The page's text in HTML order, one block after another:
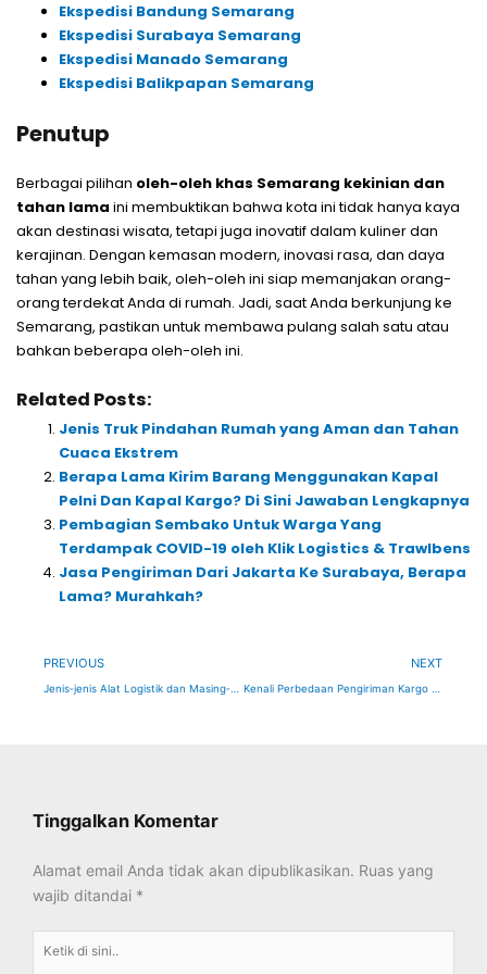
Ekspedisi Bandung Semarang
Ekspedisi Surabaya Semarang
Ekspedisi Manado Semarang
Ekspedisi Balikpapan Semarang
Penutup
Berbagai pilihan oleh-oleh khas Semarang kekinian dan
tahan lama ini membuktikan bahwa kota ini tidak hanya kaya
akan destinasi wisata, tetapi juga inovatif dalam kuliner dan
kerajinan. Dengan kemasan modern, inovasi rasa, dan daya
tahan yang lebih baik, oleh-oleh ini siap memanjakan orang-
orang terdekat Anda di rumah. Jadi, saat Anda berkunjung ke
Semarang, pastikan untuk membawa pulang salah satu atau
bahkan beberapa oleh-oleh ini.
Related Posts:
Jenis Truk Pindahan Rumah yang Aman dan Tahan
Cuaca Ekstrem
Berapa Lama Kirim Barang Menggunakan Kapal
Pelni Dan Kapal Kargo? Di Sini Jawaban Lengkapnya
Pembagian Sembako Untuk Warga Yang
Terdampak COVID-19 oleh Klik Logistics & Trawlbens
Jasa Pengiriman Dari Jakarta Ke Surabaya, Berapa
Lama? Murahkah?
Prev
PREVIOUS NEXT
Tinggalkan Komentar
Alamat email Anda tidak akan dipublikasikan. Ruas yang
wajib ditandai *
Ketik